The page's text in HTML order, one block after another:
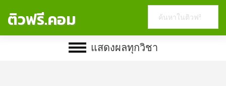
ติวฟรี.คอม
website
แสดงผลทุกวิชา